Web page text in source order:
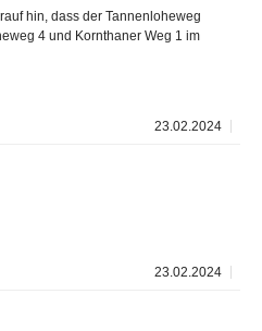
hin, dass der Tannenloheweg
4 und Kornthaner Weg 1 im
23.02.2024
23.02.2024